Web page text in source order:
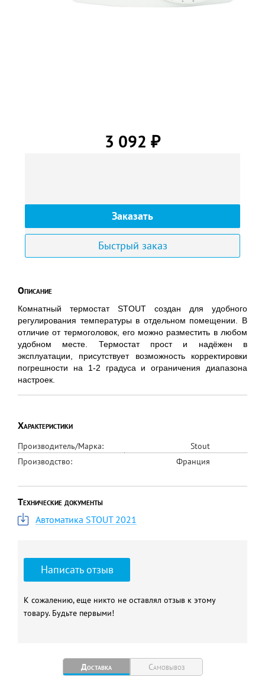
3 092 ₽
Заказать
Быстрый заказ
Описание
Комнатный термостат STOUT создан для удобного
регулирования температуры в отдельном помещении. В
отличие от термоголовок, его можно разместить в любом
удобном месте. Термостат прост и надёжен в
эксплуатации, присутствует возможность корректировки
погрешности на 1-2 градуса и ограничения диапазона
настроек.
Характеристики
Производитель/Марка:
Stout
Производство:
Франция
Технические документы
Автоматика STOUT 2021
Написать отзыв
К сожалению, еще никто не оставлял отзыв к этому
товару. Будьте первыми!
Доставка Самовывоз